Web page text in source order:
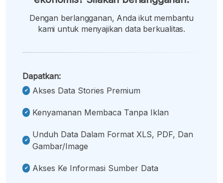
Dengan berlangganan, Anda ikut membantu
kami untuk menyajikan data berkualitas.
Dapatkan:
Akses Data Stories Premium
Kenyamanan Membaca Tanpa Iklan
Unduh Data Dalam Format XLS, PDF, Dan
Gambar/image
Akses Ke Informasi Sumber Data